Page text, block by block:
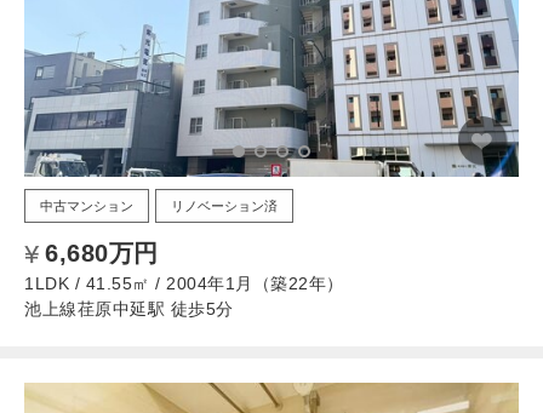
中古マンション リノベーション済
6,680万円
1LDK / 41.55㎡ / 2004年1月（築22年）
池上線荏原中延駅 徒歩5分